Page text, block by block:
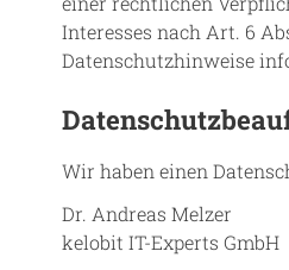
Interesses nach Art. 6
Datenschutzhinweise
Wir haben einen
Dr. Andreas Melzer
kelobit IT-Experts GmbH